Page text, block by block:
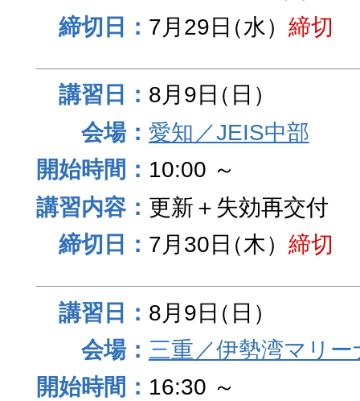
7月29日（水） 締切
8月9日（日）
愛知／JEIS中部
10:00 ～
更新＋失効再交付
7月30日（木） 締切
8月9日（日）
三重／伊勢湾マリー
16:30 ～